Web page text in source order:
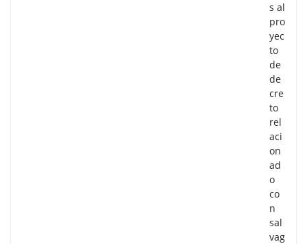
s al
pro
yec
to
de
de
cre
to
rel
aci
on
ad
o
co
n
sal
vag